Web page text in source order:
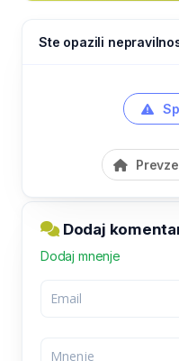
Ste opazili
Dodaj
Dodaj mnenje